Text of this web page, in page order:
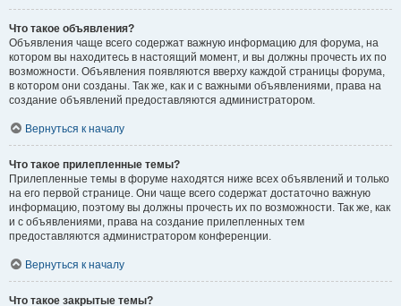
Что такое объявления?
Объявления чаще всего содержат важную информацию для форума, на
котором вы находитесь в настоящий момент, и вы должны прочесть их по
возможности. Объявления появляются вверху каждой страницы форума,
в котором они созданы. Так же, как и с важными объявлениями, права на
создание объявлений предоставляются администратором.
Вернуться к началу
Что такое прилепленные темы?
Прилепленные темы в форуме находятся ниже всех объявлений и только
на его первой странице. Они чаще всего содержат достаточно важную
информацию, поэтому вы должны прочесть их по возможности. Так же, как
и с объявлениями, права на создание прилепленных тем
предоставляются администратором конференции.
Вернуться к началу
Что такое закрытые темы?